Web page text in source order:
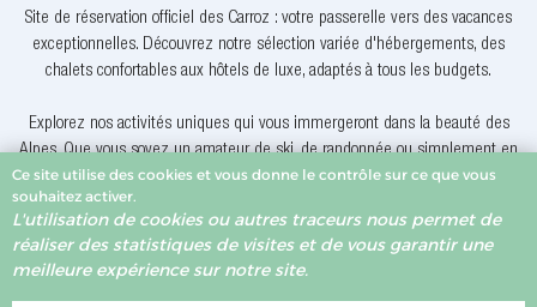
Site de réservation officiel des Carroz : votre passerelle vers des vacances
exceptionnelles. Découvrez notre sélection variée d'hébergements, des
chalets confortables aux hôtels de luxe, adaptés à tous les budgets.
Explorez nos activités uniques qui vous immergeront dans la beauté des
Alpes. Que vous soyez un amateur de ski, de randonnée ou simplement en
quête de détente, nous avons quelque chose pour vous.
Pourquoi réserver avec nous? Nous offrons des offres exclusives, une
assistance client dévouée et la garantie du meilleur prix. Votre expérience
Ce site utilise des cookies et vous donne le contrôle sur ce que vous
souhaitez activer.
L'utilisation de cookies ou autres traceurs nous permet de
réaliser des statistiques de visites et de vous garantir une
meilleure expérience sur notre site.